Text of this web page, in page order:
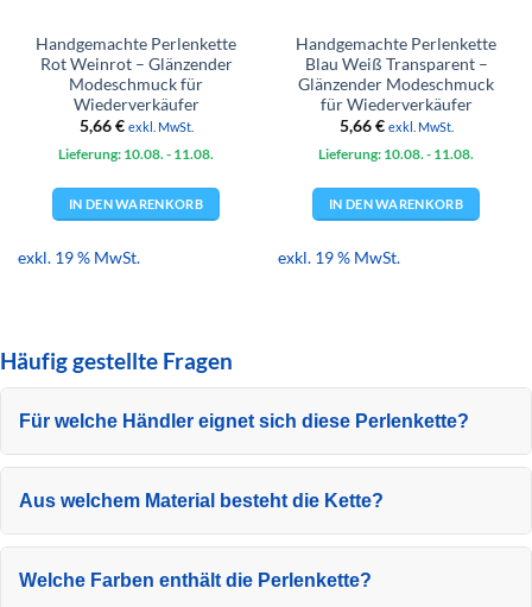
Handgemachte Perlenkette
Rot Weinrot – Glänzender
Modeschmuck für
Wiederverkäufer
5,66€ exkl. MwSt.
Lieferung: 10.08. - 11.08.
IN DEN WARENKORB
exkl. 19 % MwSt.
Handgemachte Perlenkette
Blau Weiß Transparent –
Glänzender Modeschmuck
für Wiederverkäufer
5,66€ exkl. MwSt.
Lieferung: 10.08. - 11.08.
IN DEN WARENKORB
exkl. 19 % MwSt.
Häufig gestellte Fragen
Für welche Händler eignet sich diese Perlenkette?
Aus welchem Material besteht die Kette?
Welche Farben enthält die Perlenkette?